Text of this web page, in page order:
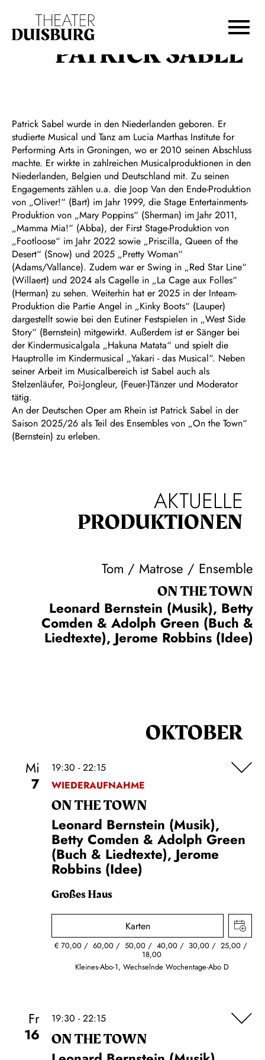
Zur Hauptnavigation springen
Zum Footer springenPATRICK SABEL
Patrick Sabel wurde in den Niederlanden geboren. Er
studierte Musical und Tanz am Lucia Marthas Institute for
Performing Arts in Groningen, wo er 2010 seinen Abschluss
machte. Er wirkte in zahlreichen Musicalproduktionen in den
Niederlanden, Belgien und Deutschland mit. Zu seinen
Engagements zählen u.a. die Joop Van den Ende-Produktion
von „Oliver!“ (Bart) im Jahr 1999, die Stage Entertainments-
Produktion von „Mary Poppins“ (Sherman) im Jahr 2011,
„Mamma Mia!“ (Abba), der First Stage-Produktion von
„Footloose“ im Jahr 2022 sowie „Priscilla, Queen of the
Desert“ (Snow) und 2025 „Pretty Woman“
(Adams/Vallance). Zudem war er Swing in „Red Star Line“
(Willaert) und 2024 als Cagelle in „La Cage aux Folles“
(Herman) zu sehen. Weiterhin hat er 2025 in der Inteam-
Produktion die Partie Angel in „Kinky Boots“ (Lauper)
dargestellt sowie bei den Eutiner Festspielen in „West Side
Story“ (Bernstein) mitgewirkt. Außerdem ist er Sänger bei
der Kindermusicalgala „Hakuna Matata“ und spielt die
Hauptrolle im Kindermusical „Yakari - das Musical“. Neben
seiner Arbeit im Musicalbereich ist Sabel auch als
Stelzenläufer, Poi-Jongleur, (Feuer-)Tänzer und Moderator
tätig.
An der Deutschen Oper am Rhein ist Patrick Sabel in der
Saison 2025/26 als Teil des Ensembles von „On the Town“
(Bernstein) zu erleben.
AKTUELLE
PRODUKTIONEN
Tom / Matrose / Ensemble
ON THE TOWN
Leonard Bernstein (Musik), Betty
Comden & Adolph Green (Buch &
Liedtexte), Jerome Robbins (Idee)
OKTOBER
Mi
7
19:30 - 22:15
WIEDERAUFNAHME
ON THE TOWN
Leonard Bernstein (Musik),
Betty Comden & Adolph Green
(Buch & Liedtexte), Jerome
Robbins (Idee)
Großes Haus
Karten
€ 70,00 60,00 50,00 40,00 30,00 25,00
18,00
Kleines-Abo-1, Wechselnde Wochentage-Abo D
Fr
16
19:30 - 22:15
ON THE TOWN